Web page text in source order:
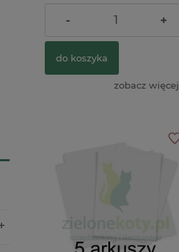
Cena regularna:109,00 zł
19,90 zł
- +
do koszyka
zobacz więcej